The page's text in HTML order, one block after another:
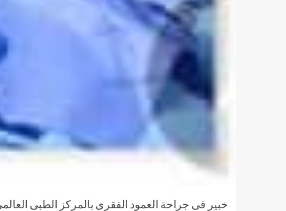
خبير فى جراحة العمود الفقرى بالمركز الطبى